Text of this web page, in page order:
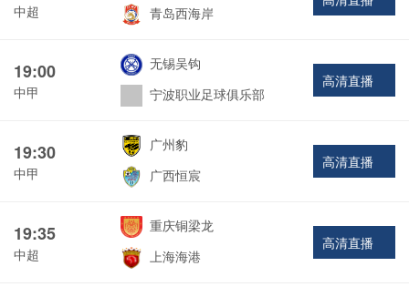
中超
青岛西海岸
19:00
中甲
无锡吴钩
宁波职业足球俱乐部
高清直播
19:30
中甲
广州豹
广西恒宸
高清直播
19:35
中超
重庆铜梁龙
上海海港
高清直播